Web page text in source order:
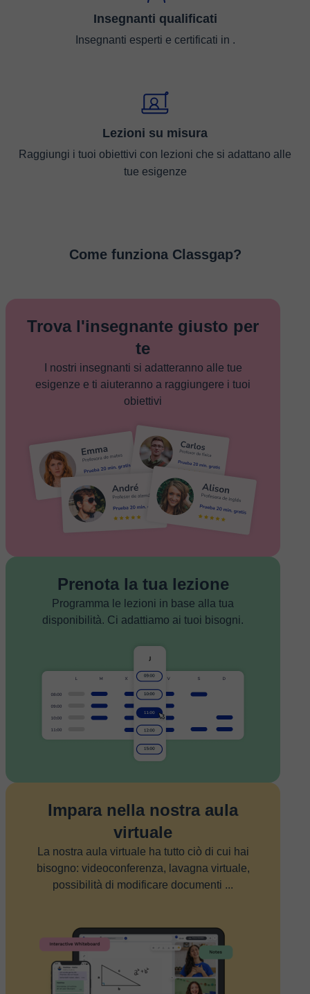
Insegnanti qualificati
Insegnanti esperti e certificati in .
Lezioni su misura
Raggiungi i tuoi obiettivi con lezioni che si adattano alle
tue esigenze
Come funziona Classgap?
Trova l'insegnante giusto per
te
I nostri insegnanti si adatteranno alle tue
esigenze e ti aiuteranno a raggiungere i tuoi
obiettivi
Prenota la tua lezione
Programma le lezioni in base alla tua
disponibilità. Ci adattiamo ai tuoi bisogni.
Impara nella nostra aula
virtuale
La nostra aula virtuale ha tutto ciò di cui hai
bisogno: videoconferenza, lavagna virtuale,
possibilità di modificare documenti ...